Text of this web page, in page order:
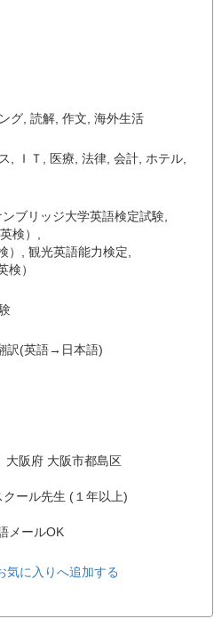
グ, 読解, 作文, 海外生活
, ＩＴ , 医療, 法律, 会計, ホテル,
ンブリッジ大学英語検定試験,
検） ,
） , 観光英語能力検定,
検）
訳(英語→日本語)
阪府 大阪市都島区
ール先生 (１年以上)
メールOK
気に入りへ追加する